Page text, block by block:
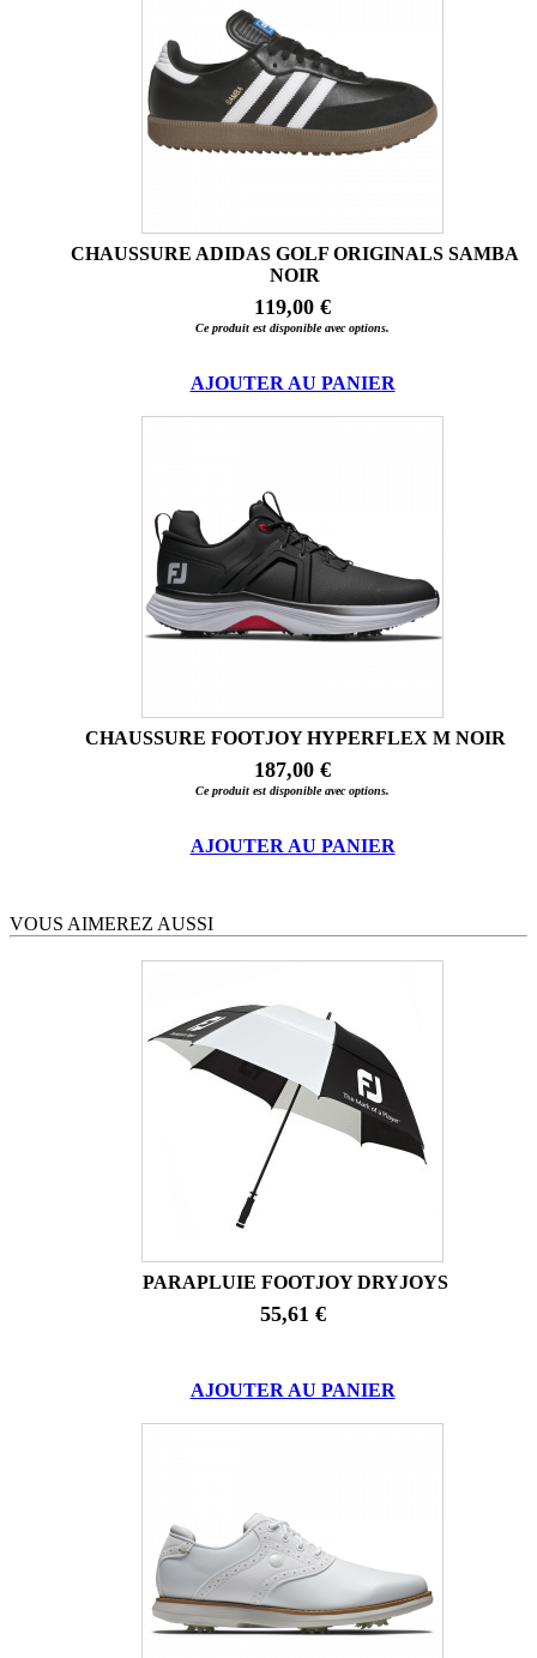
CHAUSSURE ADIDAS GOLF ORIGINALS SAMBA
NOIR
119,00 €
Ce produit est disponible avec options.
AJOUTER AU PANIER
CHAUSSURE FOOTJOY HYPERFLEX M NOIR
187,00 €
Ce produit est disponible avec options.
AJOUTER AU PANIER
VOUS AIMEREZ AUSSI
PARAPLUIE FOOTJOY DRYJOYS
55,61 €
AJOUTER AU PANIER